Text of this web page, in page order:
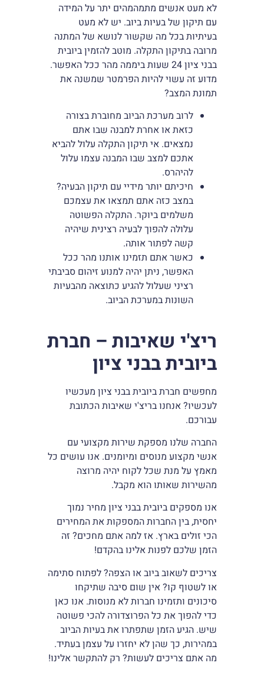
לא מעט אנשים מתמהמהים יתר על המידה
עם תיקון של בעיות ביוב. יש לא מעט
בעיתיות בכל מה שקשור לנושא של המתנה
מרובה בתיקון התקלה. מוטב להזמין ביובית
בבני ציון 24 שעות ביממה מהר ככל האפשר.
מדוע זה עשוי להיות הפרמטר שמשנה את
תמונת המצב?
לרוב מערכת הביוב מחוברת בצורה
כזאת או אחרת למבנה שבו אתם
נמצאים. אי תיקון התקלה עלול להביא
אתכם למצב שבו המבנה עצמו עלול
להיהרס.
חיכיתם יותר מידיי עם תיקון הבעיה?
במצב כזה אתם תמצאו את עצמכם
משלמים ביוקר. התקלה הפשוטה
עלולה להפוך לבעיה רצינית שיהיה
קשה לפתור אותה.
כאשר אתם תזמינו אותנו מהר ככל
האפשר, ניתן יהיה למנוע זיהום סביבתי
רציני שעלול להגיע כתוצאה מהבעיות
השונות במערכת הביוב.
ריצ'י שאיבות – חברת
ביובית בבני ציון
מחפשים חברת ביובית בבני ציון מעכשיו
לעכשיו? אנחנו בריצ'י שאיבות הכתובת
עבורכם.
החברה שלנו מספקת שירות מקצועי עם
אנשי מקצוע מנוסים ומיומנים. אנו עושים כל
מאמץ על מנת שכל לקוח יהיה מרוצה
מהשירות שאותו הוא מקבל.
אנו מספקים ביובית בבני ציון מחיר נמוך
יחסית, בין החברות המספקות את המחירים
הכי זולים בארץ. אז למה אתם מחכים? זה
הזמן שלכם לפנות אלינו בהקדם!
צריכים לשאוב ביוב או הצפה? לפתוח סתימה
או לשטוף קו? אין שום סיבה שתיקחו
סיכונים ותזמינו חברות לא מנוסות. אנו כאן
כדי להפוך את כל הפרוצדורה להכי פשוטה
שיש. הגיע הזמן שתפתרו את בעיות הביוב
במהירות, כך שהן לא יחזרו על עצמן בעתיד.
מה אתם צריכים לעשות? רק להתקשר אלינו!